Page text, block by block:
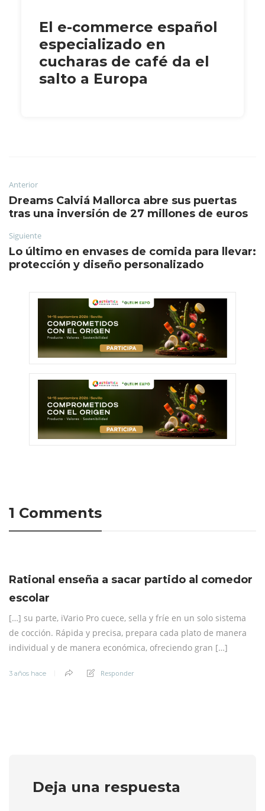
El e-commerce español
especializado en
cucharas de café da el
salto a Europa
Anterior
Dreams Calviá Mallorca abre sus puertas
tras una inversión de 27 millones de euros
Siguiente
Lo último en envases de comida para llevar:
protección y diseño personalizado
1 Comments
Rational enseña a sacar partido al comedor
escolar
[…] su parte, iVario Pro cuece, sella y fríe en un solo sistema
de cocción. Rápida y precisa, prepara cada plato de manera
individual y de manera económica, ofreciendo gran […]
3 años hace Responder
Deja una respuesta